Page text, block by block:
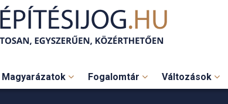
Magyarázatok Fogalomtár Változások